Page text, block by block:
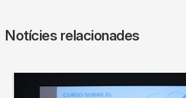
Notícies relacionades